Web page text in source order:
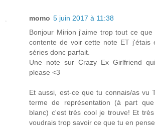
momo 5 juin 2017 à 11:38
Bonjour Mirion j'aime trop tout ce
contente de voir cette note ET j'étais
séries donc parfait.
Une note sur Crazy Ex Girlfriend
please <3
Et aussi, est-ce que tu connais/as vu
terme de représentation (à part
blanc) c'est très cool je trouve! Et
voudrais trop savoir ce que tu en